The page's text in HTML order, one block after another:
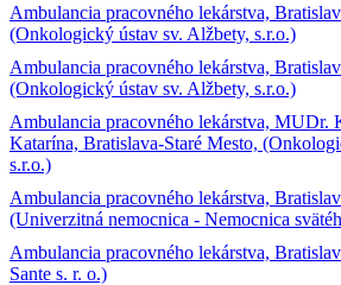
Ambulancia pracovného lekárstva,
(Onkologický ústav sv. Alžbety, s.r.o.)
Ambulancia pracovného lekárstva,
(Onkologický ústav sv. Alžbety, s.r.o.)
Ambulancia pracovného lekárstva, MUDr.
Katarína, Bratislava-Staré Mesto,
s.r.o.)
Ambulancia pracovného lekárstva,
(Univerzitná nemocnica - Nemocnica
Ambulancia pracovného lekárstva,
Sante s. r. o.)